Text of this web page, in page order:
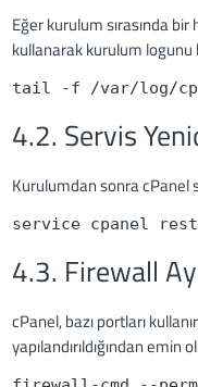
Eğer kurulum sırasında bir
kullanarak kurulum logunu
tail -f /var/log/
4.2. Servis
Kurulumdan sonra cPanel
service cpanel
4.3. Firewall
cPanel, bazı portları
yapılandırıldığından emin